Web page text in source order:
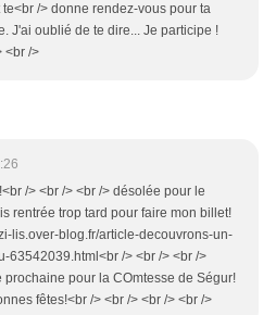
/> donne rendez-vous pour ta
J'ai oublié de te dire... Je participe !
<br />
/> <br /> <br /> désolée pour le
rentrée trop tard pour faire mon billet!
lis.over-blog.fr/article-decouvrons-un-
63542039.html<br /> <br /> <br />
prochaine pour la COmtesse de Ségur!
fêtes!<br /> <br /> <br /> <br />